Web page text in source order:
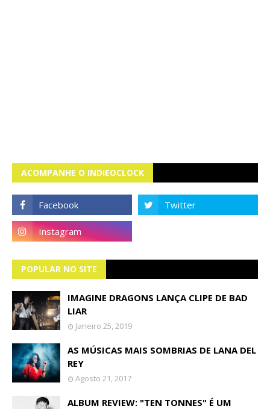
ACOMPANHE O INDIEOCLOCK
POPULAR NO SITE
IMAGINE DRAGONS LANÇA CLIPE DE BAD
LIAR
Janeiro 25, 2019
AS MÚSICAS MAIS SOMBRIAS DE LANA DEL
REY
Agosto 21, 2017
ALBUM REVIEW: "TEN TONNES" É UM